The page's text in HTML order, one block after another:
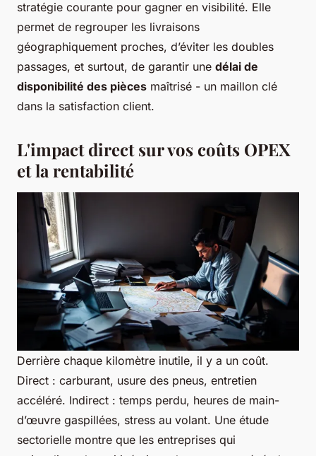
stratégie courante pour gagner en visibilité. Elle
permet de regrouper les livraisons
géographiquement proches, d’éviter les doubles
passages, et surtout, de garantir une délai de
disponibilité des pièces maîtrisé - un maillon clé
dans la satisfaction client.
L'impact direct sur vos coûts OPEX
et la rentabilité
Derrière chaque kilomètre inutile, il y a un coût.
Direct : carburant, usure des pneus, entretien
accéléré. Indirect : temps perdu, heures de main-
d’œuvre gaspillées, stress au volant. Une étude
sectorielle montre que les entreprises qui